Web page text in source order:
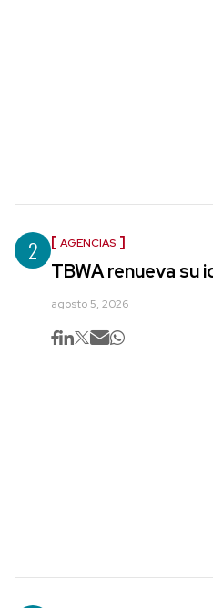
2 AGENCIAS
TBWA renueva su
agosto 5, 2026